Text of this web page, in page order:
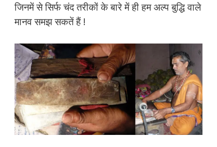
जिनमें से सिर्फ चंद तरीकों के बारे में ही हम अल्प बुद्धि वाले
मानव समझ सकतें हैं !